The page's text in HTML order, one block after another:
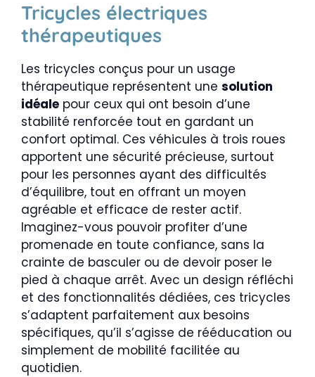
Tricycles électriques
thérapeutiques
Les tricycles conçus pour un usage
thérapeutique représentent une solution
idéale pour ceux qui ont besoin d’une
stabilité renforcée tout en gardant un
confort optimal. Ces véhicules à trois roues
apportent une sécurité précieuse, surtout
pour les personnes ayant des difficultés
d’équilibre, tout en offrant un moyen
agréable et efficace de rester actif.
Imaginez-vous pouvoir profiter d’une
promenade en toute confiance, sans la
crainte de basculer ou de devoir poser le
pied à chaque arrêt. Avec un design réfléchi
et des fonctionnalités dédiées, ces tricycles
s’adaptent parfaitement aux besoins
spécifiques, qu’il s’agisse de rééducation ou
simplement de mobilité facilitée au
quotidien.